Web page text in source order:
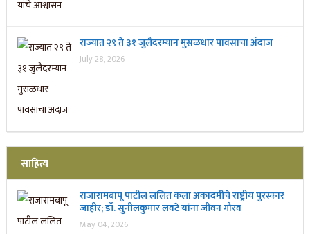
राज्यात २९ ते ३१ जुलैदरम्यान मुसळधार पावसाचा अंदाज
July 28, 2026
साहित्य
राजारामबापू पाटील ललित कला अकादमीचे राष्ट्रीय पुरस्कार
जाहीर; डॉ. सुनीलकुमार लवटे यांना जीवन गौरव
May 04, 2026